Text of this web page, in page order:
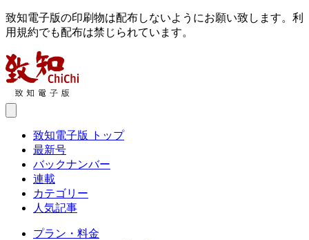
致知電子版の印刷物は配布しないようにお願い致します。利
用規約でも配布は禁じられています。
致知電子版 トップ
最新号
バックナンバー
連載
カテゴリー
人気記事
プラン・料金